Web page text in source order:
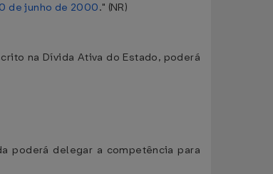
de junho de 2000." (NR)
na Dívida Ativa do Estado, poderá
poderá delegar a competência para